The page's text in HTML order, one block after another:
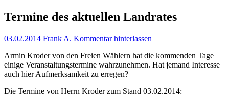
Ter­mi­ne des aktu­el­len Landrates
03.02.2014 Frank A. Kommentar hinterlassen
Armin Kro­der von den Frei­en Wäh­lern hat die kom­men­den Tage
eini­ge Ver­an­stal­tungs­ter­mi­ne wahr­zu­neh­men. Hat jemand Inter­es­se
auch hier Auf­merk­sam­keit zu erregen?
Die Ter­mi­ne von Herrn Kro­der zum Stand 03.02.2014: